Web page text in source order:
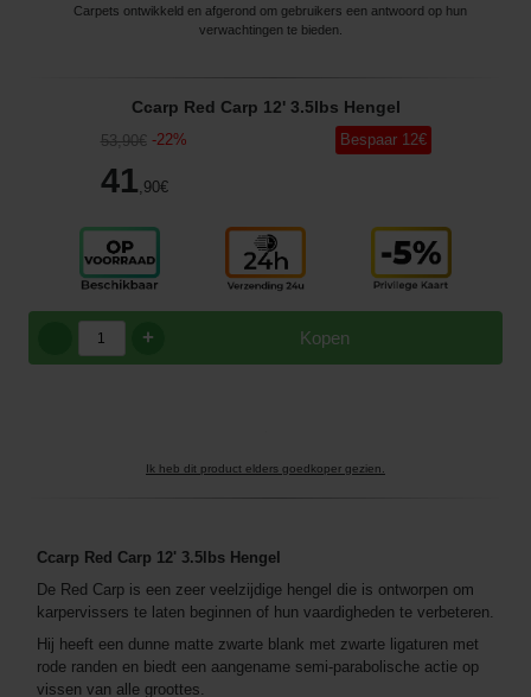
Carpets ontwikkeld en afgerond om gebruikers een antwoord op hun
verwachtingen te bieden.
Ccarp Red Carp 12' 3.5lbs Hengel
53,90€ -22%
41 ,90€
Bespaar 12€
Kopen
+
Ik heb dit product elders goedkoper gezien.
Ccarp Red Carp 12' 3.5lbs Hengel
De Red Carp is een zeer veelzijdige hengel die is ontworpen om
karpervissers te laten beginnen of hun vaardigheden te verbeteren.
Hij heeft een dunne matte zwarte blank met zwarte ligaturen met
rode randen en biedt een aangename semi-parabolische actie op
vissen van alle groottes.